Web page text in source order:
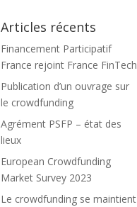
Articles récents
Financement Participatif
France rejoint France FinTech
Publication d’un ouvrage sur
le crowdfunding
Agrément PSFP – état des
lieux
European Crowdfunding
Market Survey 2023
Le crowdfunding se maintient